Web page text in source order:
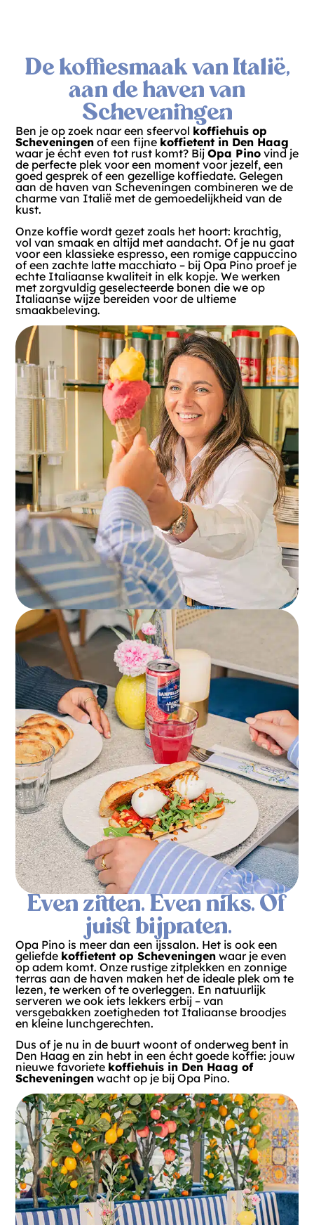
De koffiesmaak van Italië,
aan de haven van
Scheveningen
Ben je op zoek naar een sfeervol koffiehuis op
Scheveningenof een fijne koffietent in Den Haag
waar je écht even tot rust komt? Bij Opa Pinovind je
de perfecte plek voor een moment voor jezelf, een
goed gesprek of een gezellige koffiedate. Gelegen
aan de haven van Scheveningen combineren we de
charme van Italië met de gemoedelijkheid van de
kust.
Onze koffie wordt gezet zoals het hoort: krachtig,
vol van smaak en altijd met aandacht. Of je nu gaat
voor een klassieke espresso, een romige cappuccino
of een zachte latte macchiato – bij Opa Pino proef je
echte Italiaanse kwaliteit in elk kopje. We werken
met zorgvuldig geselecteerde bonen die we op
Italiaanse wijze bereiden voor de ultieme
smaakbeleving.
Even zitten. Even niks. Of
juist bijpraten.
Opa Pino is meer dan een ijssalon. Het is ook een
geliefde koffietent op Scheveningenwaar je even
op adem komt. Onze rustige zitplekken en zonnige
terras aan de haven maken het de ideale plek om te
lezen, te werken of te overleggen. En natuurlijk
serveren we ook iets lekkers erbij – van
versgebakken zoetigheden tot Italiaanse broodjes
en kleine lunchgerechten.
Dus of je nu in de buurt woont of onderweg bent in
Den Haag en zin hebt in een écht goede koffie: jouw
nieuwe favoriete koffiehuis in Den Haag of
Scheveningenwacht op je bij Opa Pino.